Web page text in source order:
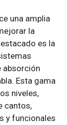
una amplia
la
es la
absorción
Esta gama
niveles,
cantos,
y funcionales